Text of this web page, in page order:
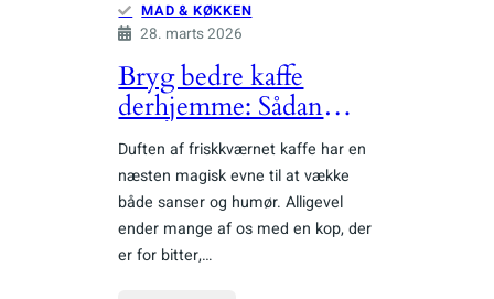
MAD & KØKKEN
28. marts 2026
Bryg bedre kaffe
derhjemme: Sådan
vælger og bruger du
udstyr som en barista
Duften af friskkværnet kaffe har en
næsten magisk evne til at vække
både sanser og humør. Alligevel
ender mange af os med en kop, der
er for bitter,…